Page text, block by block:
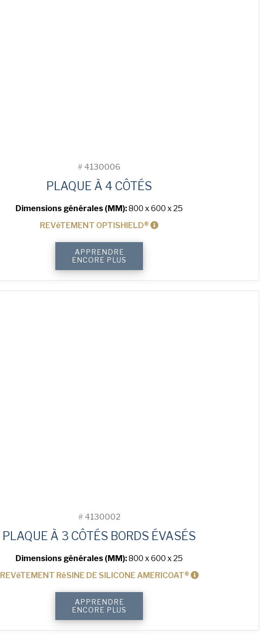
# 4130006
PLAQUE À 4 CÔTÉS
Dimensions générales (MM):800 x 600 x 25
REVêTEMENT OPTISHIELD®
Sided
Baking
APPRENDRE
ENCORE PLUS
# 4130002
PLAQUE À 3 CÔTÉS BORDS ÉVASÉS
Dimensions générales (MM):800 x 600 x 25
REVêTEMENT RéSINE DE SILICONE AMERICOAT®
Sided
APPRENDRE
ENCORE PLUS